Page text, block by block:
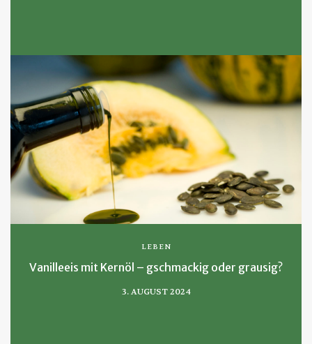
LEBEN
Vanilleeis mit Kernöl – gschmackig oder grausig?
3. AUGUST 2024